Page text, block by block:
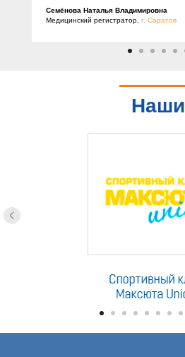
Семёнова Наталья Владимировна
Медицинский регистратор, г. Саратов
Наши